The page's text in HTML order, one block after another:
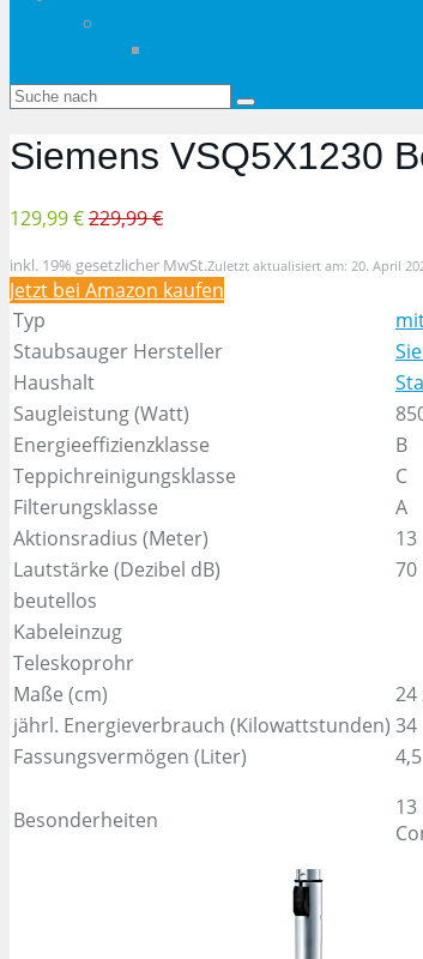
Siemens VSQ5X1230
129,99 €229,99 €
inkl. 19% gesetzlicher MwSt.Zuletzt aktualisiert am: 20. April
Jetzt bei Amazon kaufen
Typ
Staubsauger Hersteller
Haushalt
Saugleistung (Watt)
Energieeffizienzklasse
B
Teppichreinigungsklasse
C
Filterungsklasse
A
Aktionsradius (Meter)
13
Lautstärke (Dezibel dB)
70
beutellos
Kabeleinzug
Teleskoprohr
Maße (cm)
24
jährl. Energieverbrauch (Kilowattstunden) 34
Fassungsvermögen (Liter)
4,5
Besonderheiten